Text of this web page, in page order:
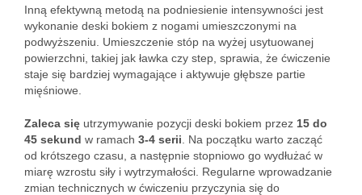
Inną efektywną metodą na podniesienie intensywności jest
wykonanie deski bokiem z nogami umieszczonymi na
podwyższeniu. Umieszczenie stóp na wyżej usytuowanej
powierzchni, takiej jak ławka czy step, sprawia, że ćwiczenie
staje się bardziej wymagające i aktywuje głębsze partie
mięśniowe.
Zaleca się utrzymywanie pozycji deski bokiem przez 15 do
45 sekund w ramach 3-4 serii . Na początku warto zacząć
od krótszego czasu, a następnie stopniowo go wydłużać w
miarę wzrostu siły i wytrzymałości. Regularne wprowadzanie
zmian technicznych w ćwiczeniu przyczynia się do